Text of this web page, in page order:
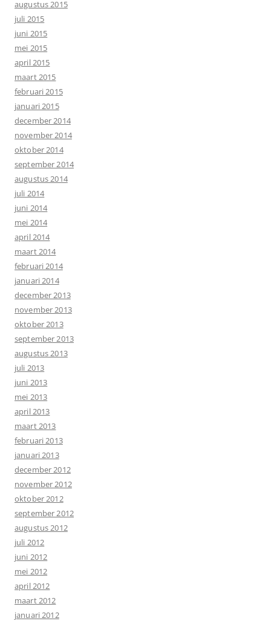
augustus 2015
juli 2015
juni 2015
mei 2015
april 2015
maart 2015
februari 2015
januari 2015
december 2014
november 2014
oktober 2014
september 2014
augustus 2014
juli 2014
juni 2014
mei 2014
april 2014
maart 2014
februari 2014
januari 2014
december 2013
november 2013
oktober 2013
september 2013
augustus 2013
juli 2013
juni 2013
mei 2013
april 2013
maart 2013
februari 2013
januari 2013
december 2012
november 2012
oktober 2012
september 2012
augustus 2012
juli 2012
juni 2012
mei 2012
april 2012
maart 2012
januari 2012